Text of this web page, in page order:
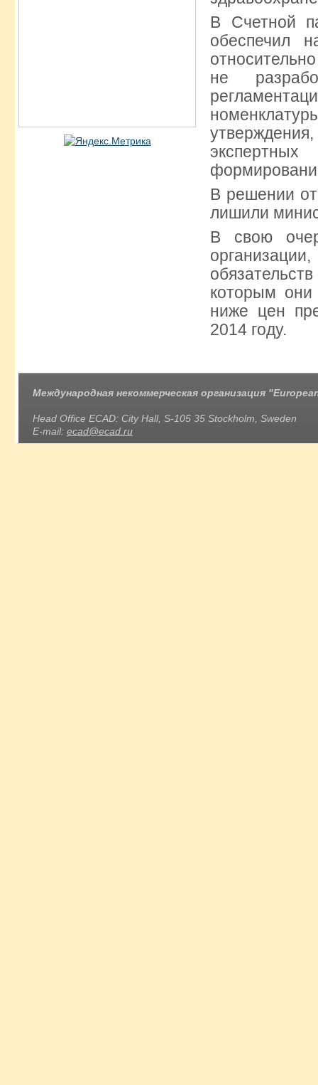
В Счетной
обеспечил
не
В решении
лишили
В свою
которым они
ниже цен
2014 году.
Международная некоммерческая организация
Head Office ECAD: City Hall, S-105 35 Stockholm, Sweden
E-mail: ecad@ecad.ru